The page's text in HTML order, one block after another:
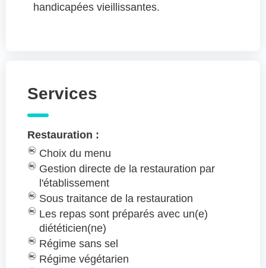
handicapées vieillissantes.
Services
Restauration :
Choix du menu
Gestion directe de la restauration par
l'établissement
Sous traitance de la restauration
Les repas sont préparés avec un(e)
diététicien(ne)
Régime sans sel
Régime végétarien